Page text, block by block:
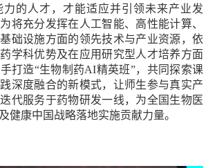
的人才，才能适应并引领未来产业发
将充分发挥在人工智能、高性能计算、
础设施方面的领先技术与产业资源，依
学科优势及在应用研究型人才培养方面
打造“生物制药AI精英班”，共同探索课
深度融合的新模式，让师生参与真实产
代服务于药物研发一线，为全国生物医
健康中国战略落地实施贡献力量。